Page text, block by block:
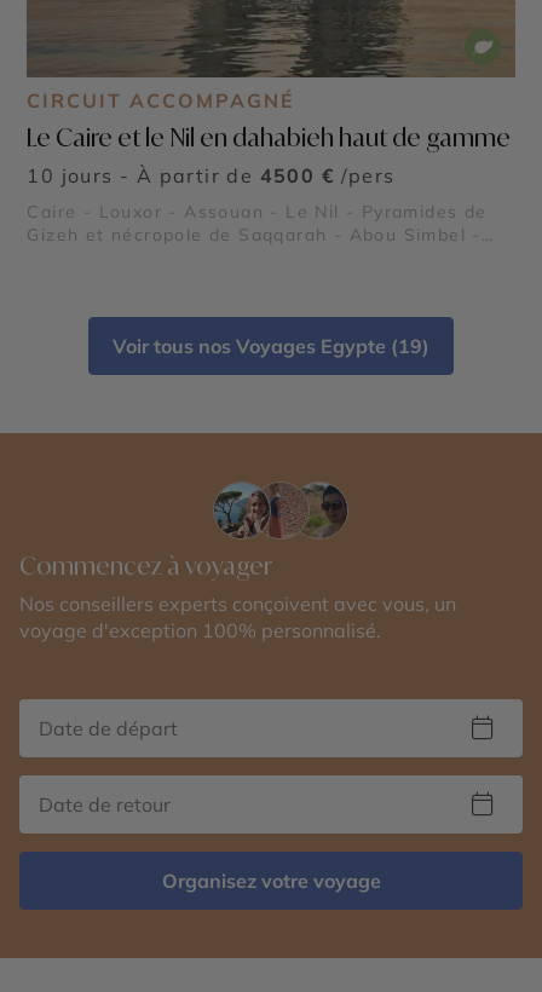
CIRCUIT ACCOMPAGNÉ
Le Caire et le Nil en dahabieh haut de gamme
10 jours - À partir de 4500 € /pers
Caire - Louxor - Assouan - Le Nil - Pyramides de
Gizeh et nécropole de Saqqarah - Abou Simbel -
Voir tous nos Voyages Egypte (19)
Commencez à voyager
Nos conseillers experts conçoivent avec vous, un
voyage d'exception 100% personnalisé.
Organisez votre voyage